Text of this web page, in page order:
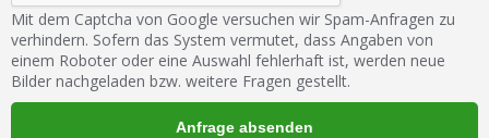
Mit dem Captcha von Google versuchen wir Spam-Anfragen zu
verhindern. Sofern das System vermutet, dass Angaben von
einem Roboter oder eine Auswahl fehlerhaft ist, werden neue
Bilder nachgeladen bzw. weitere Fragen gestellt.